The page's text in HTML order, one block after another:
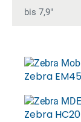
Zebra
Zebra